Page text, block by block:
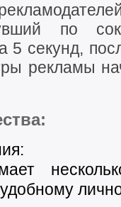
по
5 секунд,
рекламы